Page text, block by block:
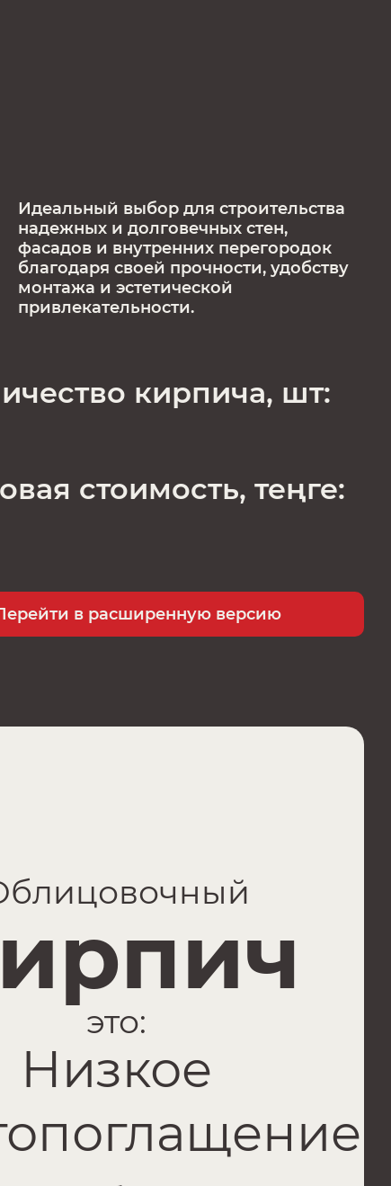
Идеальный выбор для строительства
надежных и долговечных стен,
фасадов и внутренних перегородок
благодаря своей прочности, удобству
монтажа и эстетической
привлекательности.
кирпича, шт:
стоимость, теңге:
в расширенную версию
это: